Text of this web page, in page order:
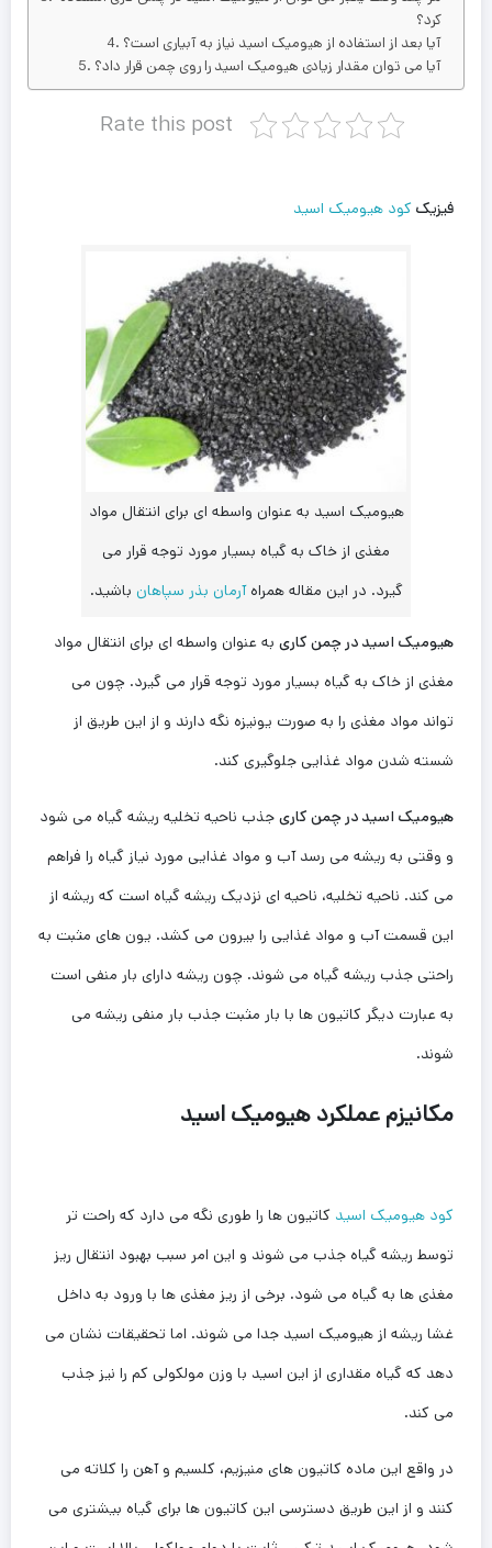
کرد؟
آیا بعد از استفاده از هیومیک اسید نیاز به آبیاری است؟
آیا می توان مقدار زیادی هیومیک اسید را روی چمن قرار داد؟
Rate this post
فیزیک کود هیومیک اسید
هیومیک اسید به عنوان واسطه ای برای انتقال مواد
مغذی از خاک به گیاه بسیار مورد توجه قرار می
گیرد. در این مقاله همراهآرمان بذر سپاهان باشید.
هیومیک اسید در چمن کاری به عنوان واسطه ای برای انتقال مواد
مغذی از خاک به گیاه بسیار مورد توجه قرار می گیرد. چون می
تواند مواد مغذی را به صورت یونیزه نگه دارند و از این طریق از
شسته شدن مواد غذایی جلوگیری کند.
هیومیک اسید در چمن کاری جذب ناحیه تخلیه ریشه گیاه می شود
و وقتی به ریشه می رسد آب و مواد غذایی مورد نیاز گیاه را فراهم
می کند. ناحیه تخلیه، ناحیه ای نزدیک ریشه گیاه است که ریشه از
این قسمت آب و مواد غذایی را بیرون می کشد. یون های مثبت به
راحتی جذب ریشه گیاه می شوند. چون ریشه دارای بار منفی است
به عبارت دیگر کاتیون ها با بار مثبت جذب بار منفی ریشه می
شوند.
مکانیزم عملکرد هیومیک اسید
کود هیومیک اسید کاتیون ها را طوری نگه می دارد که راحت تر
توسط ریشه گیاه جذب می شوند و این امر سبب بهبود انتقال ریز
مغذی ها به گیاه می شود. برخی از ریز مغذی ها با ورود به داخل
غشا ریشه از هیومیک اسید جدا می شوند. اما تحقیقات نشان می
دهد که گیاه مقداری از این اسید با وزن مولکولی کم را نیز جذب
می کند.
در واقع این ماده کاتیون های منیزیم، کلسیم و آهن را کلاته می
کنند و از این طریق دسترسی این کاتیون ها برای گیاه بیشتری می